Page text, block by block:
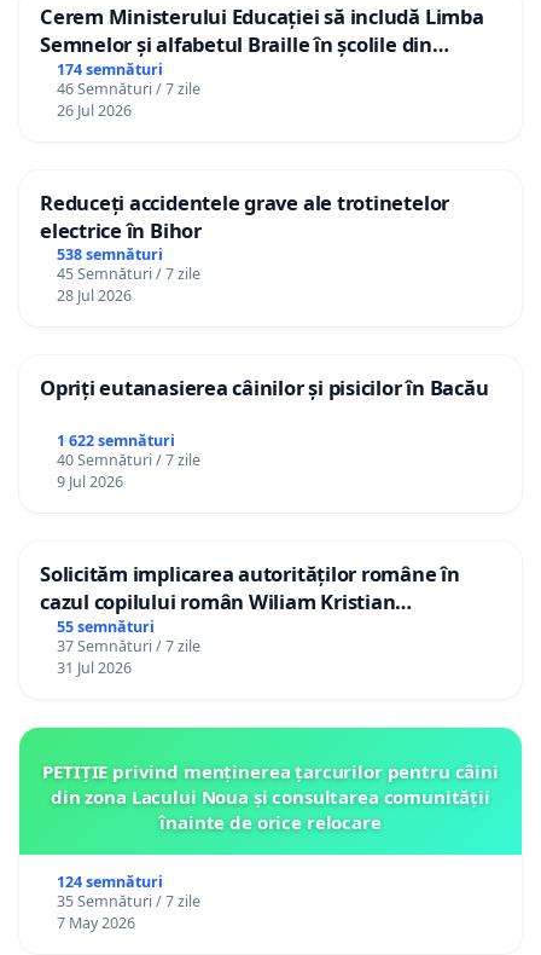
Cerem Ministerului Educației să includă Limba
Semnelor și alfabetul Braille în școlile din
Republica Moldova!
174 semnături
46 Semnături / 7 zile
26 Jul 2026
Reduceți accidentele grave ale trotinetelor
electrice în Bihor
538 semnături
45 Semnături / 7 zile
28 Jul 2026
Opriți eutanasierea câinilor și pisicilor în Bacău
1 622 semnături
40 Semnături / 7 zile
9 Jul 2026
Solicităm implicarea autorităților române în
cazul copilului român Wiliam Kristian
Gheorghe, aflat în plasament în Danemarca de
12 ani
55 semnături
37 Semnături / 7 zile
31 Jul 2026
PETIȚIE privind menținerea țarcurilor pentru câini
din zona Lacului Noua și consultarea comunității
înainte de orice relocare
124 semnături
35 Semnături / 7 zile
7 May 2026